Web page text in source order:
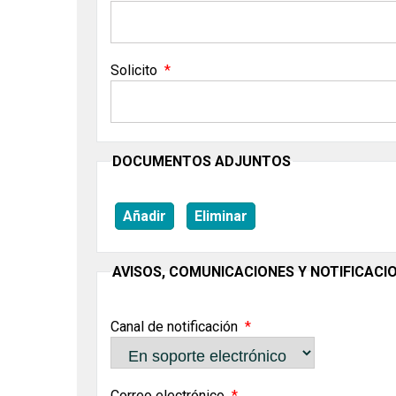
Solicito
DOCUMENTOS ADJUNTOS
Añadir Eliminar
AVISOS, COMUNICACIONES Y
Canal de notificación